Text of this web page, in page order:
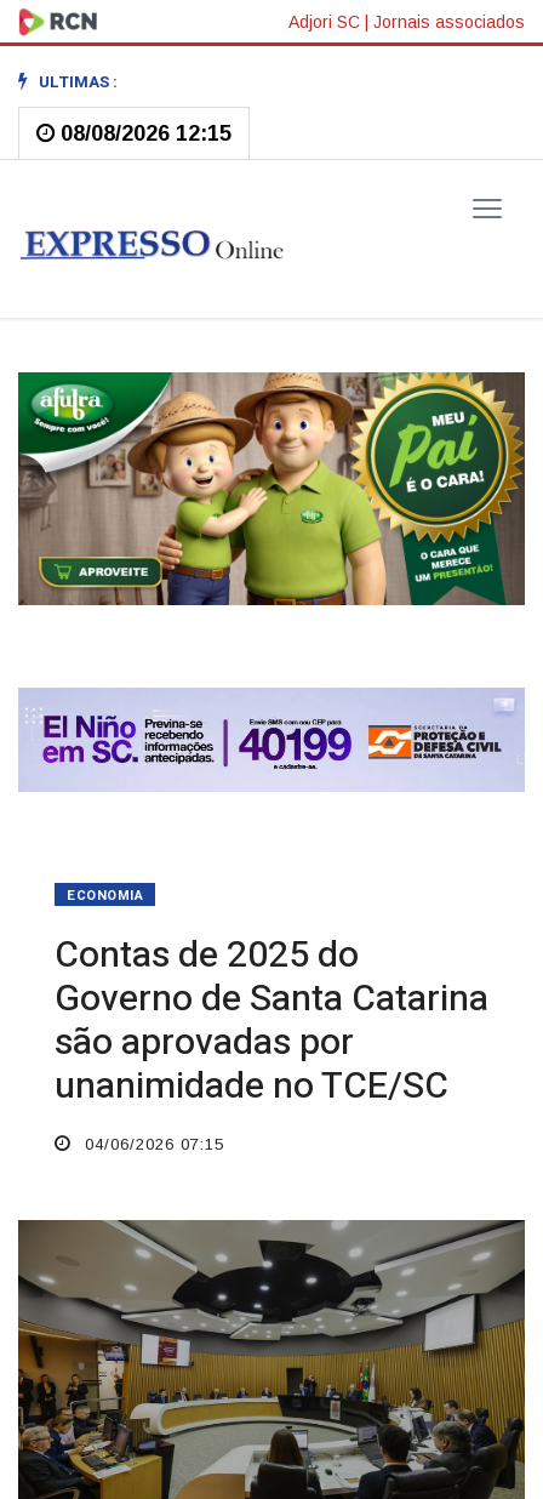
Adjori SC | Jornais associados
ULTIMAS :
08/08/2026 12:15
ECONOMIA
Contas de 2025 do
Governo de Santa Catarina
são aprovadas por
unanimidade no TCE/SC
04/06/2026 07:15